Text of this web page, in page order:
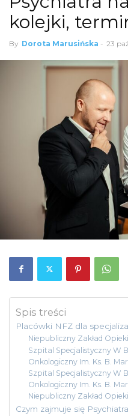
kolejki,
By Dorota Marusińska - 23
Spis treści
Placówki NFZ dla
Niepubliczny Zakład
Szpital Specjalistyczny W
Onkologiczny Im. Ks. B.
Szpital Specjalistyczny W
Onkologiczny Im. Ks. B.
Niepubliczny Zakład
Czym zajmuje się